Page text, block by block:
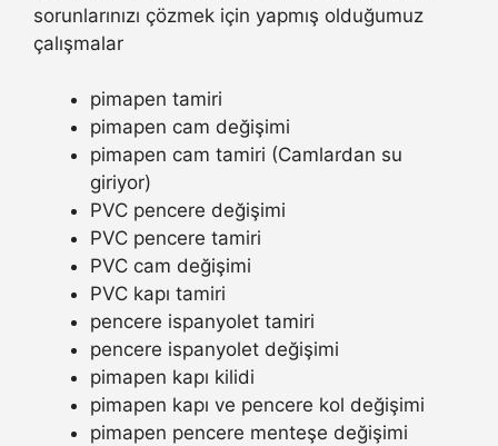
sorunlarınızı çözmek için yapmış olduğumuz
çalışmalar
pimapen tamiri
pimapen cam değişimi
pimapen cam tamiri (Camlardan su
giriyor)
PVC pencere değişimi
PVC pencere tamiri
PVC cam değişimi
PVC kapı tamiri
pencere ispanyolet tamiri
pencere ispanyolet değişimi
pimapen kapı kilidi
pimapen kapı ve pencere kol değişimi
pimapen pencere menteşe değişimi